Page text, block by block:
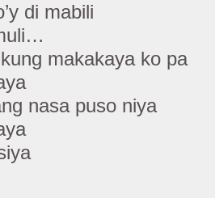
di mabili
makakaya ko pa
nasa puso niya